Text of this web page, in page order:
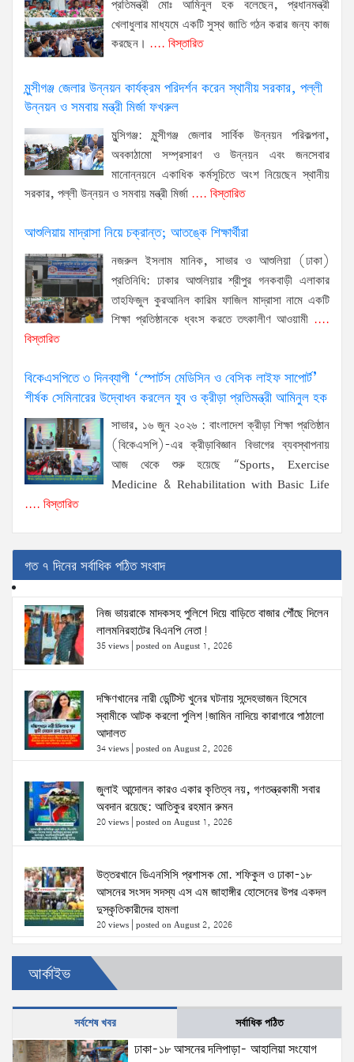
প্রতিমন্ত্রী মোঃ আমিনুল হক বলেছেন, প্রধানমন্ত্রী
খেলাধুলার মাধ্যমে একটি সুস্থ জাতি গঠন করার জন্য কাজ
করছেন। .... বিস্তারিত
মুন্সীগঞ্জ জেলার উন্নয়ন কার্যক্রম পরিদর্শন করেন স্থানীয় সরকার, পল্লী
উন্নয়ন ও সমবায় মন্ত্রী মির্জা ফখরুল
মুন্সিগঞ্জ: মুন্সীগঞ্জ জেলার সার্বিক উন্নয়ন পরিকল্পনা,
অবকাঠামো সম্প্রসারণ ও উন্নয়ন এবং জনসেবার
মানোন্নয়নে একাধিক কর্মসূচিতে অংশ নিয়েছেন স্থানীয়
সরকার, পল্লী উন্নয়ন ও সমবায় মন্ত্রী মির্জা .... বিস্তারিত
আশুলিয়ায় মাদ্রাসা নিয়ে চক্রান্ত; আতঙ্কে শিক্ষার্থীরা
নজরুল ইসলাম মানিক, সাভার ও আশুলিয়া (ঢাকা)
প্রতিনিধি: ঢাকার আশুলিয়ার শ্রীপুর গনকবাড়ী এলাকার
তাহফিজুল কুরআনিল কারিম ফাজিল মাদ্রাসা নামে একটি
শিক্ষা প্রতিষ্ঠানকে ধ্বংস করতে তৎকালীণ আওয়ামী ....
বিস্তারিত
বিকেএসপিতে ৩ দিনব্যাপী ‘স্পোর্টস মেডিসিন ও বেসিক লাইফ সাপোর্ট’
শীর্ষক সেমিনারের উদ্বোধন করলেন যুব ও ক্রীড়া প্রতিমন্ত্রী আমিনুল হক
সাভার, ১৬ জুন ২০২৬ : বাংলাদেশ ক্রীড়া শিক্ষা প্রতিষ্ঠান
(বিকেএসপি)-এর ক্রীড়াবিজ্ঞান বিভাগের ব্যবস্থাপনায়
আজ থেকে শুরু হয়েছে “Sports, Exercise
Medicine & Rehabilitation with Basic Life
.... বিস্তারিত
গত ৭ দিনের সর্বাধিক পঠিত সংবাদ
নিজ ভায়রাকে মাদকসহ পুলিশে দিয়ে বাড়িতে বাজার পৌঁছে দিলেন
লালমনিরহাটের বিএনপি নেতা!
35 views posted on August 1, 2026
দক্ষিণখানের নারী ডেন্টিস্ট খুনের ঘটনায় সন্দেহভাজন হিসেবে
স্বামীকে আটক করলো পুলিশ!জামিন নাদিয়ে কারাগারে পাঠালো
আদালত
34 views posted on August 2, 2026
জুলাই আন্দোলন কারও একার কৃতিত্ব নয়, গণতন্ত্রকামী সবার
অবদান রয়েছে: আতিকুর রহমান রুমন
20 views posted on August 1, 2026
উত্তরখানে ডিএনসিসি প্রশাসক মো. শফিকুল ও ঢাকা-১৮
আসনের সংসদ সদস্য এস এম জাহাঙ্গীর হোসেনের উপর একদল
দুস্কৃতিকারীদের হামলা
20 views posted on August 2, 2026
৫ আগস্টের স্মরণসভা সফল করতে প্রস্তুতি সভা অনুষ্ঠিত
18 views
দক্ষিণখানে সেই নারী চিকিৎসককে খুনের মামলায় গ্রেপ্তার তার
আর্কাইভ
সর্বশেষ খবর সর্বাধিক পঠিত
ঢাকা-১৮ আসনের দলিপাড়া- আহালিয়া সংযোগ